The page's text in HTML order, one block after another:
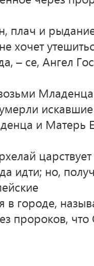
плач и
хочет
– се, Ангел
и Матерь
идти; но,
в городе,
пророков,